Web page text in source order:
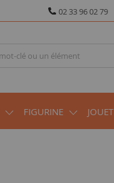
02 33 96 02 79
FIGURINE JOUET